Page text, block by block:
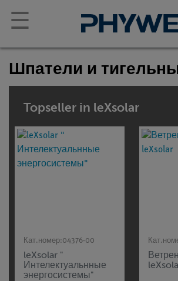
☰
Шпатели и
Topseller in leXsolar
Кат.номер:04376-00
leXsolar "
Интелектуальнные
энергосистемы"